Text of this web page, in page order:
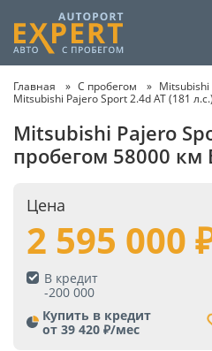
Главная С пробегом Mitsubishi
Mitsubishi Pajero Sport 2.4d AT (181
Mitsubishi Pajero
пробегом 58000 км
Цена
2 595 000
В кредит
-200 000
Купить в кредит
от 39 420 ₽/мес